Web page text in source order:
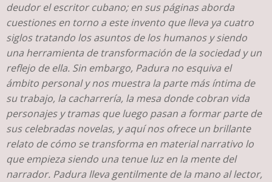
deudor el escritor cubano; en sus páginas aborda
cuestiones en torno a este invento que lleva ya cuatro
siglos tratando los asuntos de los humanos y siendo
una herramienta de transformación de la sociedad y un
reflejo de ella. Sin embargo, Padura no esquiva el
ámbito personal y nos muestra la parte más íntima de
su trabajo, la cacharrería, la mesa donde cobran vida
personajes y tramas que luego pasan a formar parte de
sus celebradas novelas, y aquí nos ofrece un brillante
relato de cómo se transforma en material narrativo lo
que empieza siendo una tenue luz en la mente del
narrador. Padura lleva gentilmente de la mano al lector,